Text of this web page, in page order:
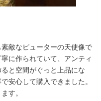
敵なピューターの天使像で
に作られていて、アンティ
と空間がぐっと上品にな
安心して購入できました。
す。